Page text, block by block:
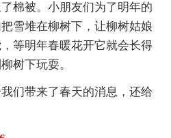
棉被。小朋友们为了明年的
雪堆在柳树下，让柳树姑娘
等明年春暖花开它就会长得
树下玩耍。
们带来了春天的消息，还给